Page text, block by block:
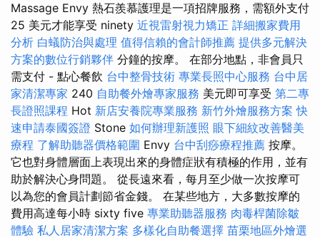
Massage Envy 熱石羨慕護理是一項招牌服務，需額外支付
25 美元才能享受 ninety 近視雷射視力矯正 詳細搬家費用
分析 白蟻防治與處理 值得信賴的會計師推薦 提供多元解決
方案的數位行銷夥伴 分鐘的按摩。 在部分地點，非會員只
需支付 - 點心餐飲 台中整骨技術 專業長照中心服務 台中居
家清潔專家 240 自助餐外燴專家服務 美元即可享受 第二專
長證照課程 Hot 新店安養院專業服務 新竹外燴服務方案 快
速申請泰國簽證 Stone 如何辦理新護照 眼下細紋改善醫美
療程 了解助聽器價格範圍 Envy 台中刮痧療程推薦 按摩。
它也對身體層面上表現出來的身體症狀有積極的作用，並有
助於解決心身問題。 從長遠來看，每月至少做一次按摩可
以為您的會員計劃節省金錢。 在某些地方，大多數按摩的
費用高達每小時 sixty five 專業助聽器服務 肉毒桿菌除皺
體驗 私人居家清潔方案 多樣化自助餐選擇 苗栗地區外燴選